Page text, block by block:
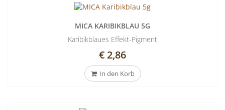
MICA KARIBIKBLAU 5G
Karibikblaues Effekt-Pigment
€ 2,86
In den Korb